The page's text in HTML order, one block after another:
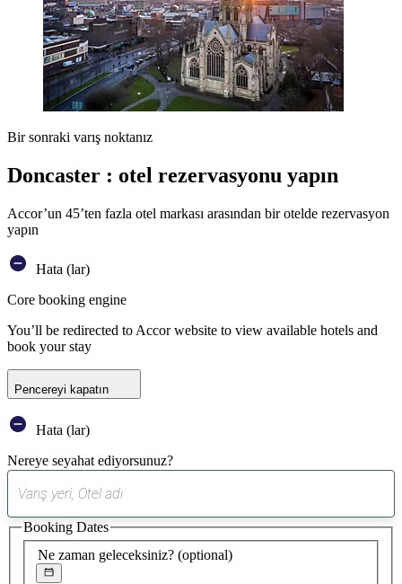
Bir sonraki varış noktanız
Doncaster : otel rezervasyonu yapın
Accor’un 45’ten fazla otel markası arasından bir otelde rezervasyon
yapın
Hata (lar)
Core booking engine
You’ll be redirected to Accor website to view available hotels and
book your stay
Pencereyi kapatın
Hata (lar)
Nereye seyahat ediyorsunuz?
öneri
bulundu
Ne zaman geleceksiniz? (optional)
Booking Dates